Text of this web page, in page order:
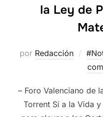
la Ley de
por Redacción
– Foro Valenciano de
Torrent Sí a la Vida